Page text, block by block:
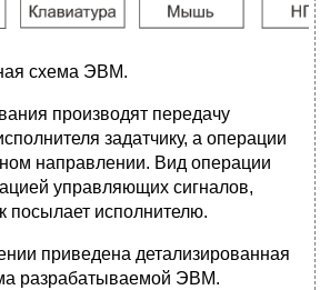
схема ЭВМ.
производят передачу
задатчику, а операции
направлении. Вид операции
управляющих сигналов,
посылает исполнителю.
приведена детализированная
разрабатываемой ЭВМ.